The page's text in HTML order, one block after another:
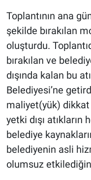
Toplantının ana
şekilde bırakılan
oluşturdu.
bırakılan ve
dışında kalan bu
Belediyesi’ne
maliyet(yük) dikkat
yetki dışı
belediye
belediyenin asli
olumsuz